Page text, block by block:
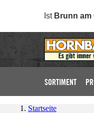
Ist Brunn am
SORTIMENT
Startseite